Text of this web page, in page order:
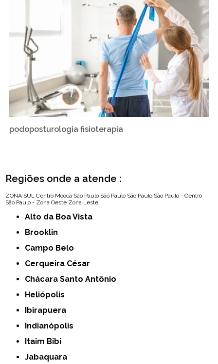
podoposturologia fisioterapia
Regiões onde a atende :
ZONA SUL Centro Mooca São Paulo São Paulo São Paulo São Paulo - Centro
São Paulo - Zona Oeste Zona Leste
Alto da Boa Vista
Brooklin
Campo Belo
Cerqueira César
Chácara Santo Antônio
Heliópolis
Ibirapuera
Indianópolis
Itaim Bibi
Jabaquara